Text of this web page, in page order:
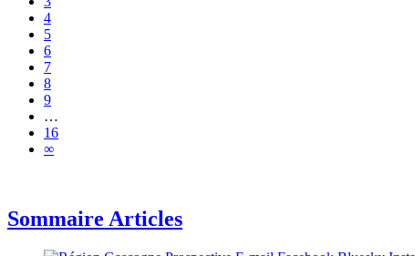
4
5
6
7
8
9
…
16
∞
Sommaire Articles